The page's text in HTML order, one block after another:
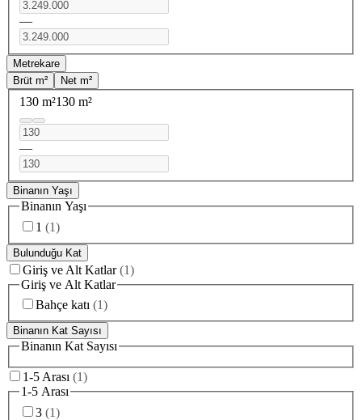
—
Metrekare
Brüt m²
Net m²
130 m²130 m²
—
Binanın Yaşı
Binanın Yaşı
1 (1)
Bulunduğu Kat
Giriş ve Alt Katlar (1)
Giriş ve Alt Katlar
Bahçe katı (1)
Binanın Kat Sayısı
Binanın Kat Sayısı
1-5 Arası (1)
1-5 Arası
3 (1)